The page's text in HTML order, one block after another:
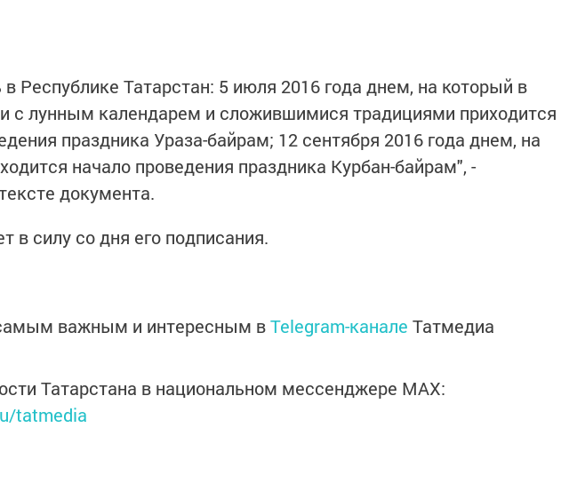
Республике Татарстан: 5 июля 2016 года днем, на который в
с лунным календарем и сложившимися традициями приходится
праздника Ураза-байрам; 12 сентября 2016 года днем, на
начало проведения праздника Курбан-байрам", -
документа.
в силу со дня его подписания.
важным и интересным вTelegram-канале Татмедиа
Татарстана в национальном мессенджере MАХ:
tatmedia